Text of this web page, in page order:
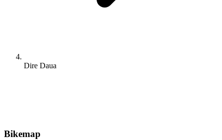
Dire Daua
Bikemap